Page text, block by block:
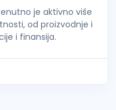
je aktivno više
od proizvodnje i
i finansija.